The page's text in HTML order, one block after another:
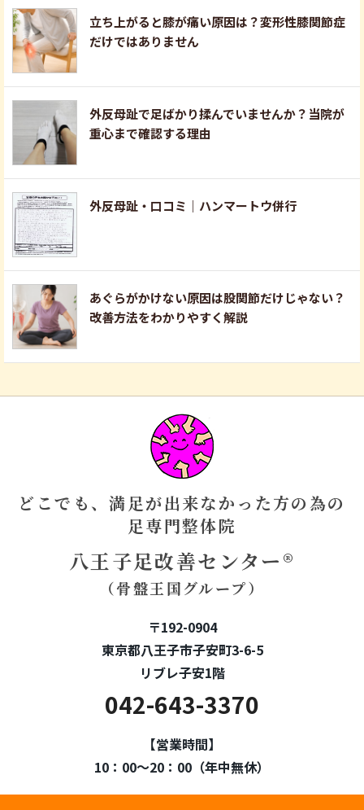
立ち上がると膝が痛い原因は？変形性膝関節症
だけではありません
外反母趾で足ばかり揉んでいませんか？当院が
重心まで確認する理由
外反母趾・口コミ｜ハンマートウ併行
あぐらがかけない原因は股関節だけじゃない？
改善方法をわかりやすく解説
どこでも、満足が出来なかった方の為の
足専門整体院
八王子足改善センター®
（骨盤王国グループ）
〒192-0904
東京都八王子市子安町3-6-5
リブレ子安1階
042-643-3370
【営業時間】
10：00～20：00（年中無休）